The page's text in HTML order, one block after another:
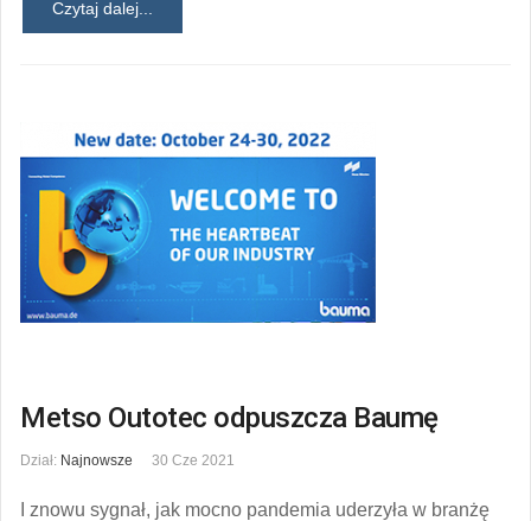
Czytaj dalej...
Metso Outotec odpuszcza Baumę
Dział: Najnowsze 30 Cze 2021
I znowu sygnał, jak mocno pandemia uderzyła w branżę